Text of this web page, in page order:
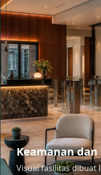
Keamanan
Visual fasilitas dibuat